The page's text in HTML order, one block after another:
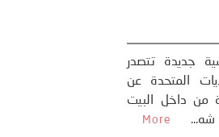
تايمز – يحذر
واقتصاديون من
باتوا على
...
More